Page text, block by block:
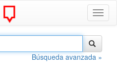
Búsqueda avanzada »